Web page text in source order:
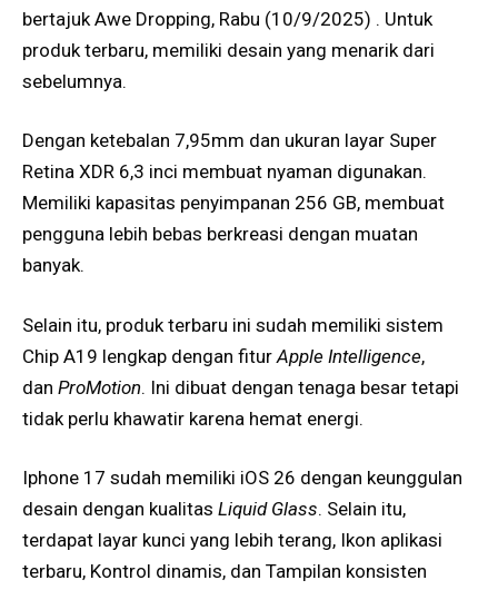
bertajuk Awe Dropping, Rabu (10/9/2025) . Untuk
produk terbaru, memiliki desain yang menarik dari
sebelumnya.
Dengan ketebalan 7,95mm dan ukuran layar Super
Retina XDR 6,3 inci membuat nyaman digunakan.
Memiliki kapasitas penyimpanan 256 GB, membuat
pengguna lebih bebas berkreasi dengan muatan
banyak.
Selain itu, produk terbaru ini sudah memiliki sistem
Chip A19 lengkap dengan fitur Apple Intelligence,
dan ProMotion. Ini dibuat dengan tenaga besar tetapi
tidak perlu khawatir karena hemat energi.
Iphone 17 sudah memiliki iOS 26 dengan keunggulan
desain dengan kualitas Liquid Glass. Selain itu,
terdapat layar kunci yang lebih terang, Ikon aplikasi
terbaru, Kontrol dinamis, dan Tampilan konsisten